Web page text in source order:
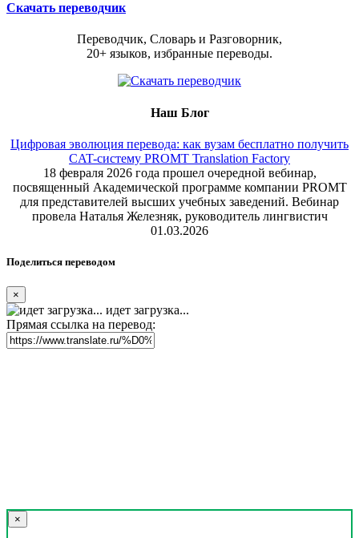
Скачать переводчик
Переводчик, Словарь и Разговорник,
20+ языков, избранные переводы.
Наш Блог
Цифровая эволюция перевода: как вузам бесплатно получить
CAT-систему PROMT Translation Factory
18 февраля 2026 года прошел очередной вебинар,
посвященный Академической программе компании PROMT
для представителей высших учебных заведений. Вебинар
провела Наталья Железняк, руководитель лингвистич
01.03.2026
Поделиться переводом
×
идет загрузка...
Прямая ссылка на перевод:
×